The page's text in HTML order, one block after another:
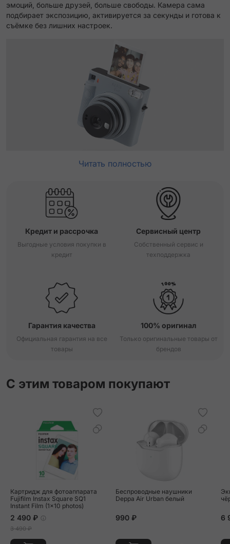
эмоций, больше друзей, больше свободы. Камера сама
подбирает экспозицию, активируется за секунды и готова к
съёмке без лишних настроек.
Читать полностью
Кредит и рассрочка
Выгодные условия покупки в
кредит
Сервисный центр
Собственный сервис и
техподдержка
Гарантия качества
Официальная гарантия на все
товары
100% оригинал
Только оригинальные товары от
брендов
С этим товаром покупают
Картридж для фотоаппарата
Fujifilm Instax Square SQ1
Instant Film (1x10 photos)
2 490 ₽
3 490 ₽
Беспроводные наушники
Deppa Air Urban белый
990 ₽ 6